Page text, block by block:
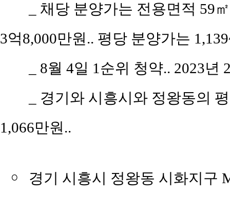
_ 채당 분양가는 전용면적 59
3억8,000만원.. 평당 분양가는
_ 8월 4일 1순위 청약.. 2023년
_ 경기와 시흥시와 정왕동의
1,066만원..
￮
경기 시흥시 정왕동 시화지구